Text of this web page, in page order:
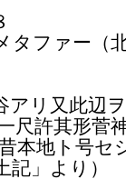
タファー（
リ又此辺
尺許其形菅
本地ト号セ
記」より）